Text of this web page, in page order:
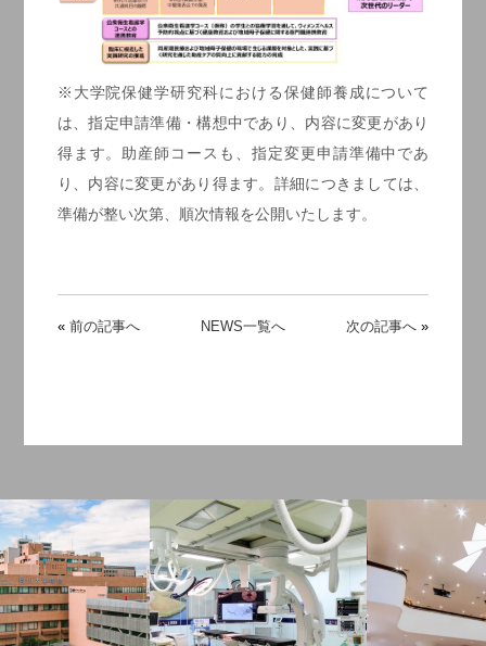
※大学院保健学研究科における保健師養成について
は、指定申請準備・構想中であり、内容に変更があり
得ます。助産師コースも、指定変更申請準備中であ
り、内容に変更があり得ます。詳細につきましては、
準備が整い次第、順次情報を公開いたします。
« 前の記事へ NEWS一覧へ 次の記事へ »